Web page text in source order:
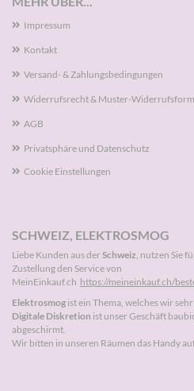
Impressum
Kontakt
Versand- & Zahlungsbedingungen
Widerrufsrecht & Muster-
AGB
Privatsphäre und Datenschutz
Cookie Einstellungen
SCHWEIZ, ELEKTROSMOG
Liebe Kunden aus derSchweiz, nutzen Sie
Zustellung den Service von
MeinEinkauf.ch https://meineinkauf.ch/
Elektrosmog ist ein Thema, welches wir
Digitale Diskretion ist unser Geschäft
abgeschirmt.
Wir bitten in unseren Räumen das Handy